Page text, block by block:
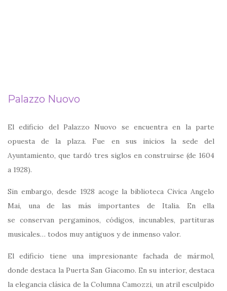
Palazzo Nuovo
El edificio del Palazzo Nuovo se encuentra en la parte
opuesta de la plaza. Fue en sus inicios la sede del
Ayuntamiento, que tardó tres siglos en construirse (de 1604
a 1928).
Sin embargo, desde 1928 acoge la biblioteca Civica Angelo
Mai, una de las más importantes de Italia. En ella
se conservan pergaminos, códigos, incunables, partituras
musicales… todos muy antiguos y de inmenso valor.
El edificio tiene una impresionante fachada de mármol,
donde destaca la Puerta San Giacomo. En su interior, destaca
la elegancia clásica de la Columna Camozzi, un atril esculpido